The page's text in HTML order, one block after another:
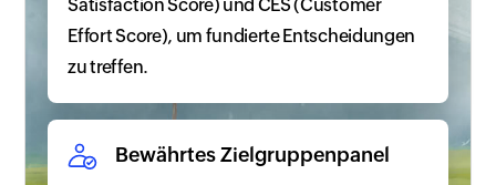
Satisfaction Score) und CES (Customer
Effort Score), um fundierte Entscheidungen
zu treffen.
Bewährtes Zielgruppenpanel